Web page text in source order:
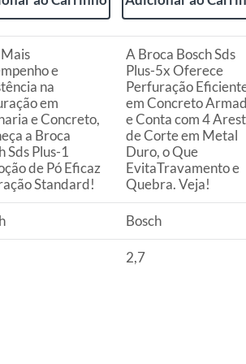
loja em até 30 (trinta) dias,
ou no Centro de
uso;
vício, não é obrigatório. No
e acompanhada da
e
na
em
e Concreto,
a Broca
Sds Plus-1
de Pó Eficaz
Standard!
A Broca Bosch Sds
Plus-5x Oferece
Perfuração
em Concreto
e Conta com 4
de Corte em Metal
Duro, o Que
EvitaTravamento e
Quebra. Veja!
Bosch
2,7